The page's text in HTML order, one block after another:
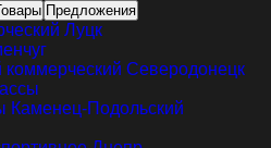
Предложения
Луцк
коммерческий Северодонецк
Каменец-Подольский